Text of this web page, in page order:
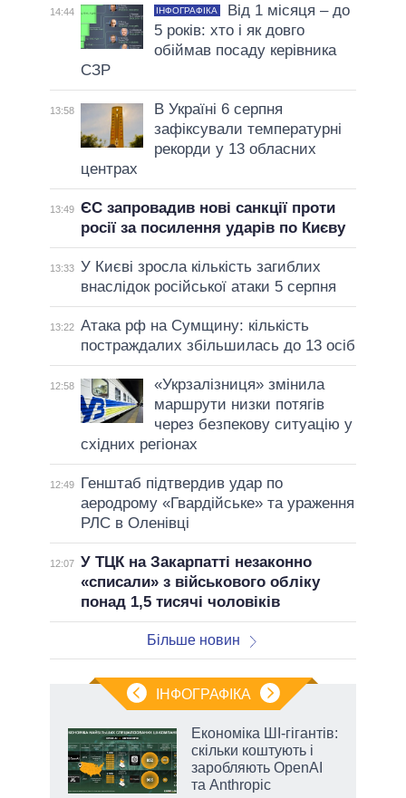
14:44 ІНФОГРАФІКА
Від 1 місяця – до
5 років: хто і як довго
обіймав посаду керівника
СЗР
13:58
В Україні 6 серпня
зафіксували температурні
рекорди у 13 обласних
центрах
13:49 ЄС запровадив нові санкції проти
росії за посилення ударів по Києву
13:33 У Києві зросла кількість загиблих
внаслідок російської атаки 5 серпня
13:22 Атака рф на Сумщину: кількість
постраждалих збільшилась до 13 осіб
12:58
«Укрзалізниця» змінила
маршрути низки потягів
через безпекову ситуацію у
східних регіонах
12:49
Генштаб підтвердив удар по
аеродрому «Гвардійське» та ураження
РЛС в Оленівці
12:07 У ТЦК на Закарпатті незаконно
«списали» з військового обліку
понад 1,5 тисячі чоловіків
Більше новин
ІНФОГРАФІКА
Економіка ШІ-гігантів:
скільки коштують і
заробляють OpenAI
та Anthropic